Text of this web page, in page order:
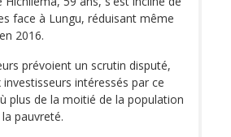
face à Lungu, réduisant même
2016.
prévoient un scrutin disputé,
intéressés par ce
plus de la moitié de la population
pauvreté.